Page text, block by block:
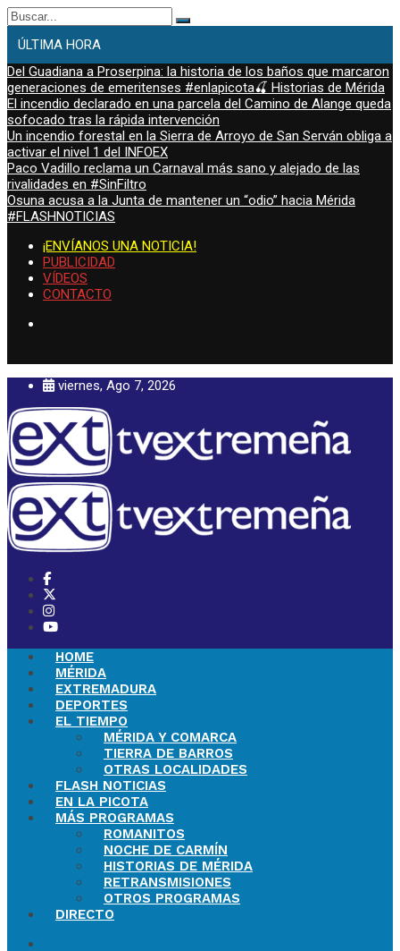
Buscar:
ÚLTIMA HORA
Del Guadiana a Proserpina: la historia de los baños que marcaron
generaciones de emeritenses #enlapicota🍒 Historias de Mérida
El incendio declarado en una parcela del Camino de Alange queda
sofocado tras la rápida intervención
Un incendio forestal en la Sierra de Arroyo de San Serván obliga a
activar el nivel 1 del INFOEX
Paco Vadillo reclama un Carnaval más sano y alejado de las
rivalidades en #SinFiltro
Osuna acusa a la Junta de mantener un “odio” hacia Mérida
#FLASHNOTICIAS
¡ENVÍANOS UNA NOTICIA!
PUBLICIDAD
VÍDEOS
CONTACTO
viernes, Ago 7, 2026
HOME
MÉRIDA
EXTREMADURA
DEPORTES
EL TIEMPO
MÉRIDA Y COMARCA
TIERRA DE BARROS
OTRAS LOCALIDADES
FLASH NOTICIAS
EN LA PICOTA
MÁS PROGRAMAS
ROMANITOS
NOCHE DE CARMÍN
HISTORIAS DE MÉRIDA
RETRANSMISIONES
OTROS PROGRAMAS
DIRECTO